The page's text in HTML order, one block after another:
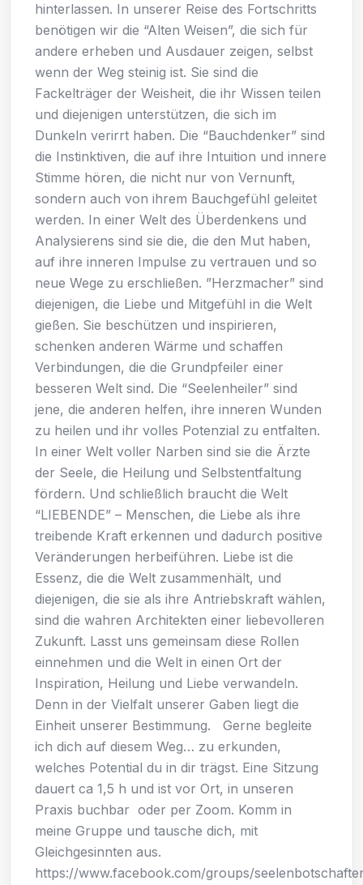
hinterlassen. In unserer Reise des Fortschritts
benötigen wir die “Alten Weisen”, die sich für
andere erheben und Ausdauer zeigen, selbst
wenn der Weg steinig ist. Sie sind die
Fackelträger der Weisheit, die ihr Wissen teilen
und diejenigen unterstützen, die sich im
Dunkeln verirrt haben. Die “Bauchdenker” sind
die Instinktiven, die auf ihre Intuition und innere
Stimme hören, die nicht nur von Vernunft,
sondern auch von ihrem Bauchgefühl geleitet
werden. In einer Welt des Überdenkens und
Analysierens sind sie die, die den Mut haben,
auf ihre inneren Impulse zu vertrauen und so
neue Wege zu erschließen. ”Herzmacher” sind
diejenigen, die Liebe und Mitgefühl in die Welt
gießen. Sie beschützen und inspirieren,
schenken anderen Wärme und schaffen
Verbindungen, die die Grundpfeiler einer
besseren Welt sind. Die “Seelenheiler” sind
jene, die anderen helfen, ihre inneren Wunden
zu heilen und ihr volles Potenzial zu entfalten.
In einer Welt voller Narben sind sie die Ärzte
der Seele, die Heilung und Selbstentfaltung
fördern. Und schließlich braucht die Welt
“LIEBENDE” – Menschen, die Liebe als ihre
treibende Kraft erkennen und dadurch positive
Veränderungen herbeiführen. Liebe ist die
Essenz, die die Welt zusammenhält, und
diejenigen, die sie als ihre Antriebskraft wählen,
sind die wahren Architekten einer liebevolleren
Zukunft. Lasst uns gemeinsam diese Rollen
einnehmen und die Welt in einen Ort der
Inspiration, Heilung und Liebe verwandeln.
Denn in der Vielfalt unserer Gaben liegt die
Einheit unserer Bestimmung. Gerne begleite
ich dich auf diesem Weg… zu erkunden,
welches Potential du in dir trägst. Eine Sitzung
dauert ca 1,5 h und ist vor Ort, in unseren
Praxis buchbar oder per Zoom. Komm in
meine Gruppe und tausche dich, mit
Gleichgesinnten aus.
https://www.facebook.com/groups/